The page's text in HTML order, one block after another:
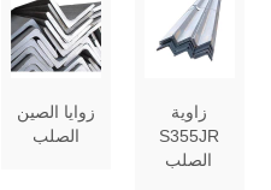
زوايا الصين
الصلب
زاوية
S355JR
الصلب